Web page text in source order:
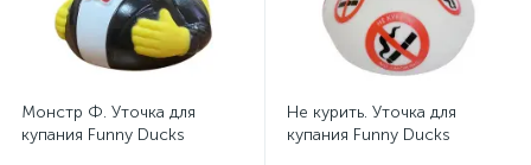
Монстр Ф. Уточка для
купания Funny Ducks
Не курить. Уточка для
купания Funny Ducks